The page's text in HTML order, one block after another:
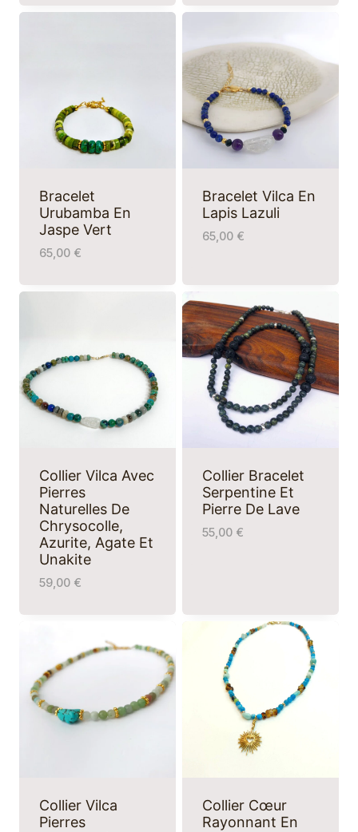
Bracelet
Urubamba En
Jaspe Vert
65,00 €
Bracelet Vilca En
Lapis Lazuli
65,00 €
Collier Vilca Avec
Pierres
Naturelles De
Chrysocolle,
Azurite, Agate Et
Unakite
59,00 €
Collier Bracelet
Serpentine Et
Pierre De Lave
55,00 €
Collier Vilca
Pierres
Collier Cœur
Rayonnant En